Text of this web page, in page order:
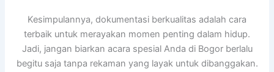
Kesimpulannya, dokumentasi berkualitas adalah cara
terbaik untuk merayakan momen penting dalam hidup.
Jadi, jangan biarkan acara spesial Anda di Bogor berlalu
begitu saja tanpa rekaman yang layak untuk dibanggakan.